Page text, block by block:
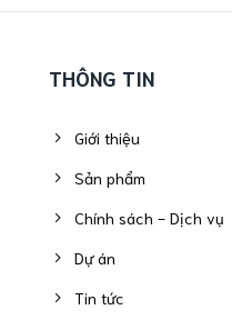
THÔNG TIN
Giới thiệu
Sản phẩm
Chính sách - Dịch vụ
Dự án
Tin tức